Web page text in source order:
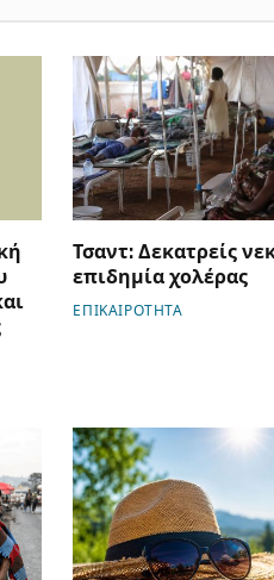
Τσαντ: Δεκατρείς
επιδημία χολέρας
ΕΠΙΚΑΙΡΟΤΗΤΑ